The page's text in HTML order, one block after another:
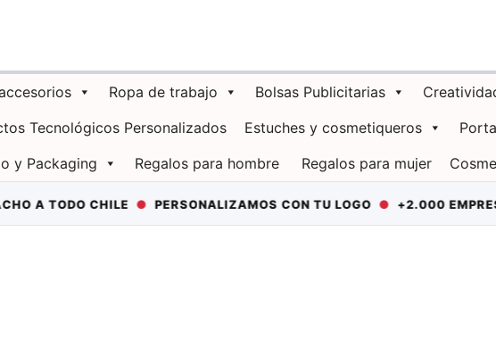
Ropa de trabajo Bolsas Publicitarias
Tecnológicos Personalizados Estuches y cosmetiqueros
y Packaging Regalos para hombre Regalos para mujer
A TODO CHILE●PERSONALIZAMOS CON TU LOGO●+2.000